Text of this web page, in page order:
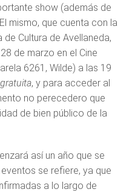
show (además de
mismo, que cuenta con la
Cultura de Avellaneda,
de marzo en el Cine
6261, Wilde) a las 19
, y para acceder al
no perecedero que
de bien público de la
así un año que se
se refiere, ya que
a lo largo de